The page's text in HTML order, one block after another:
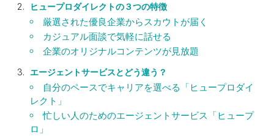
ヒュープロダイレクトの３つの特徴
厳選された優良企業からスカウトが届く
カジュアル面談で気軽に話せる
企業のオリジナルコンテンツが見放題
エージェントサービスとどう違う？
自分のペースでキャリアを選べる「ヒュープロダイ
レクト」
忙しい人のためのエージェントサービス「ヒュープ
ロ」